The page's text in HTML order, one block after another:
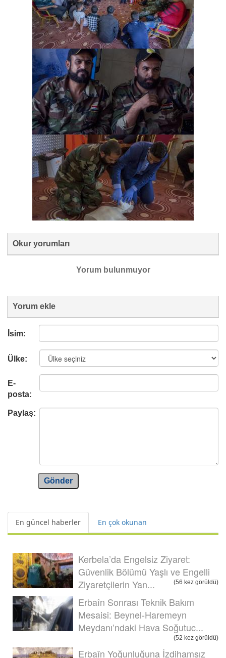
Okur yorumları
Yorum bulunmuyor
Yorum ekle
İsim:
Ülke:
E-
posta:
Paylaş:
Gönder
En güncel haberler En çok okunan
Kerbela’da Engelsiz Ziyaret:
Güvenlik Bölümü Yaşlı ve Engelli
Ziyaretçilerin Yan...
(56 kez görüldü)
Erbaîn Sonrası Teknik Bakım
Mesaisi: Beynel-Haremeyn
Meydanı’ndaki Hava Soğutuc...
(52 kez görüldü)
Erbaîn Yoğunluğuna İzdihamsız